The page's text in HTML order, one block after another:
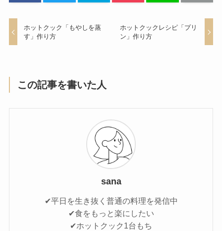
ホットクック「もやしを蒸
す」作り方
ホットクックレシピ「プリ
ン」作り方
この記事を書いた人
sana
✔平日を生き抜く普通の料理を発信中
✔食をもっと楽にしたい
✔ホットクック1台もち